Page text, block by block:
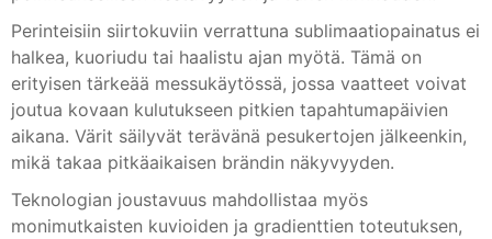
Perinteisiin siirtokuviin verrattuna sublimaatiopainatus ei
halkea, kuoriudu tai haalistu ajan myötä. Tämä on
erityisen tärkeää messukäytössä, jossa vaatteet voivat
joutua kovaan kulutukseen pitkien tapahtumapäivien
aikana. Värit säilyvät terävänä pesukertojen jälkeenkin,
mikä takaa pitkäaikaisen brändin näkyvyyden.
Teknologian joustavuus mahdollistaa myös
monimutkaisten kuvioiden ja gradienttien toteutuksen,